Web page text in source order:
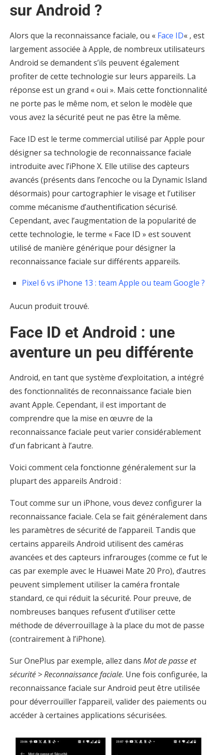
sur Android ?
Alors que la reconnaissance faciale, ou « Face ID« , est
largement associée à Apple, de nombreux utilisateurs
Android se demandent s’ils peuvent également
profiter de cette technologie sur leurs appareils. La
réponse est un grand « oui ». Mais cette fonctionnalité
ne porte pas le même nom, et selon le modèle que
vous avez la sécurité peut ne pas être la même.
Face ID est le terme commercial utilisé par Apple pour
désigner sa technologie de reconnaissance faciale
introduite avec l’iPhone X. Elle utilise des capteurs
avancés (présents dans l’encoche ou la Dynamic Island
désormais) pour cartographier le visage et l’utiliser
comme mécanisme d’authentification sécurisé.
Cependant, avec l’augmentation de la popularité de
cette technologie, le terme « Face ID » est souvent
utilisé de manière générique pour désigner la
reconnaissance faciale sur différents appareils.
Pixel 6 vs iPhone 13 : team Apple ou team Google ?
Aucun produit trouvé.
Face ID et Android : une
aventure un peu différente
Android, en tant que système d’exploitation, a intégré
des fonctionnalités de reconnaissance faciale bien
avant Apple. Cependant, il est important de
comprendre que la mise en œuvre de la
reconnaissance faciale peut varier considérablement
d’un fabricant à l’autre.
Voici comment cela fonctionne généralement sur la
plupart des appareils Android :
Tout comme sur un iPhone, vous devez configurer la
reconnaissance faciale. Cela se fait généralement dans
les paramètres de sécurité de l’appareil. Tandis que
certains appareils Android utilisent des caméras
avancées et des capteurs infrarouges (comme ce fut le
cas par exemple avec le Huawei Mate 20 Pro), d’autres
peuvent simplement utiliser la caméra frontale
standard, ce qui réduit la sécurité. Pour preuve, de
nombreuses banques refusent d’utiliser cette
méthode de déverrouillage à la place du mot de passe
(contrairement à l’iPhone).
Sur OnePlus par exemple, allez dans Mot de passe et
sécurité > Reconnaissance faciale. Une fois configurée, la
reconnaissance faciale sur Android peut être utilisée
pour déverrouiller l’appareil, valider des paiements ou
accéder à certaines applications sécurisées.